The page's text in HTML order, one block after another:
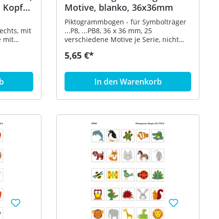
Kopf
mit
mit
3
x 41
23 mm
Farbe
mm
mit
sind
Motive, blanko, 36x36mm
Piktogrammbogen - für Symbolträger
...P8, ...PB8, 36 x 36 mm, 25
verschiedene Motive je Serie, nicht
weiß für Selbstbeschriftung bzw. -
5,65 €*
In den Warenkorb